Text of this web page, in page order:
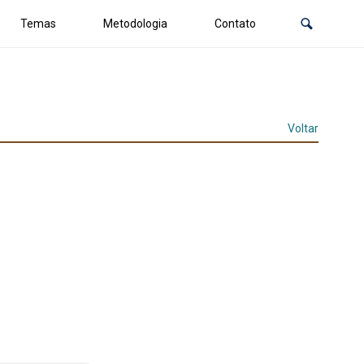
Temas Metodologia Contato
Voltar